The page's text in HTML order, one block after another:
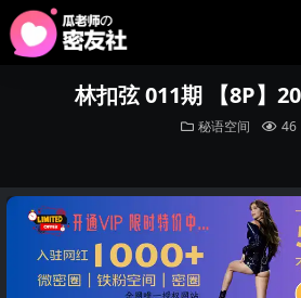
林扣弦 011期 【8P】
秘语空间 46